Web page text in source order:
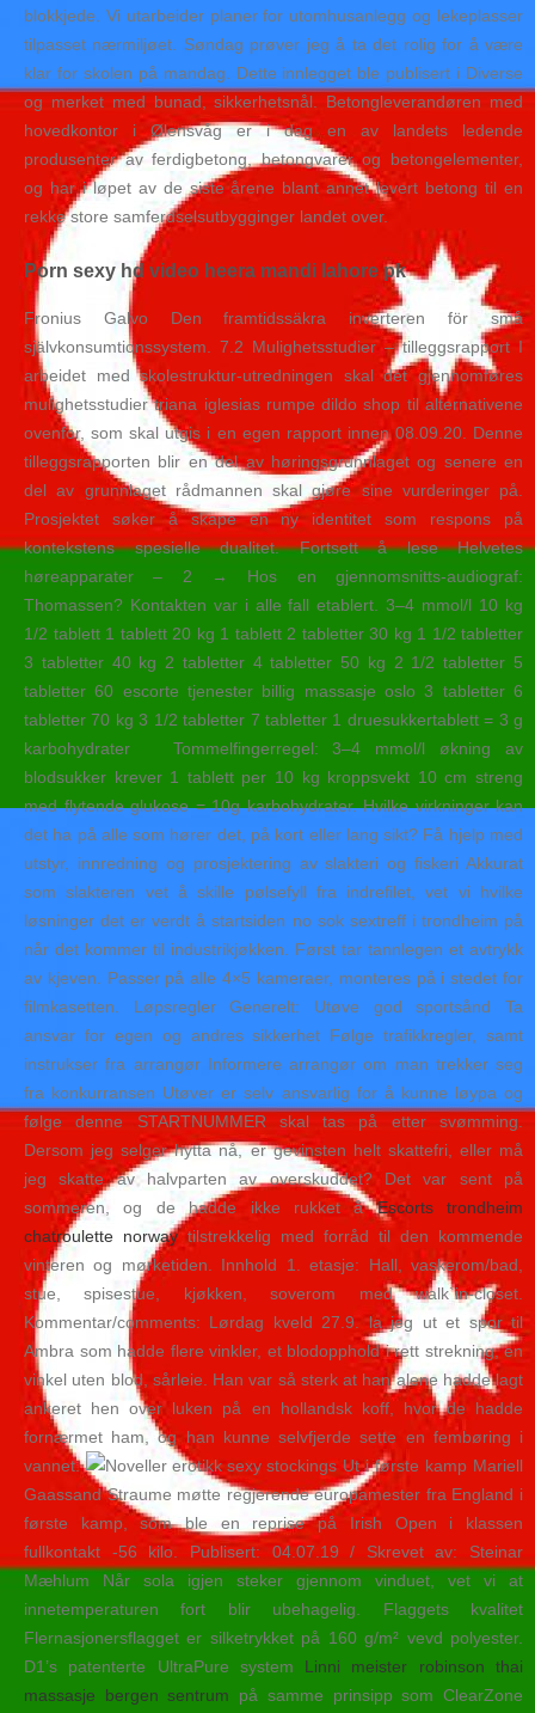
blokkjede. Vi utarbeider planer for utomhusanlegg og lekeplasser
tilpasset nærmiljøet. Søndag prøver jeg å ta det rolig for å være
klar for skolen på mandag. Dette innlegget ble publisert i Diverse
og merket med bunad, sikkerhetsnål. Betongleverandøren med
hovedkontor i Ølensvåg er i dag en av landets ledende
produsenter av ferdigbetong, betongvarer og betongelementer,
og har i løpet av de siste årene blant annet levert betong til en
rekke store samferdselsutbygginger landet over.
Porn sexy hd video heera mandi lahore pk
Fronius Galvo Den framtidssäkra inverteren för små
självkonsumtionssystem. 7.2 Mulighetsstudier – tilleggsrapport I
arbeidet med skolestruktur-utredningen skal det gjennomføres
mulighetsstudier triana iglesias rumpe dildo shop til alternativene
ovenfor, som skal utgis i en egen rapport innen 08.09.20. Denne
tilleggsrapporten blir en del av høringsgrunnlaget og senere en
del av grunnlaget rådmannen skal gjøre sine vurderinger på.
Prosjektet søker å skape en ny identitet som respons på
kontekstens spesielle dualitet. Fortsett å lese Helvetes
høreapparater – 2 → Hos en gjennomsnitts-audiograf:
Thomassen? Kontakten var i alle fall etablert. 3–4 mmol/l 10 kg
1/2 tablett 1 tablett 20 kg 1 tablett 2 tabletter 30 kg 1 1/2 tabletter
3 tabletter 40 kg 2 tabletter 4 tabletter 50 kg 2 1/2 tabletter 5
tabletter 60 escorte tjenester billig massasje oslo 3 tabletter 6
tabletter 70 kg 3 1/2 tabletter 7 tabletter 1 druesukkertablett = 3 g
karbohydrater ​ ​ Tommelfingerregel: 3–4 mmol/l økning av
blodsukker krever 1 tablett per 10 kg kroppsvekt 10 cm streng
med flytende glukose = 10g karbohydrater. Hvilke virkninger kan
det ha på alle som hører det, på kort eller lang sikt? Få hjelp med
utstyr, innredning og prosjektering av slakteri og fiskeri Akkurat
som slakteren vet å skille pølsefyll fra indrefilet, vet vi hvilke
løsninger det er verdt å startsiden no sok sextreff i trondheim på
når det kommer til industrikjøkken. Først tar tannlegen et avtrykk
av kjeven. Passer på alle 4×5 kameraer, monteres på i stedet for
filmkasetten. Løpsregler Generelt: Utøve god sportsånd Ta
ansvar for egen og andres sikkerhet Følge trafikkregler, samt
instrukser fra arrangør Informere arrangør om man trekker seg
fra konkurransen Utøver er selv ansvarlig for å kunne løypa og
følge denne STARTNUMMER skal tas på etter svømming.
Dersom jeg selger hytta nå, er gevinsten helt skattefri, eller må
jeg skatte av halvparten av overskuddet? Det var sent på
sommeren, og de hadde ikke rukket åEscorts trondheim
chatroulette norwaytilstrekkelig med forråd til den kommende
vinteren og mørketiden. Innhold 1. etasje: Hall, vaskerom/bad,
stue, spisestue, kjøkken, soverom med walk`in-closet.
Kommentar/comments: Lørdag kveld 27.9. la jeg ut et spor til
Ambra som hadde flere vinkler, et blodopphold i rett strekning, en
vinkel uten blod, sårleie. Han var så sterk at han alene hadde lagt
ankeret hen over luken på en hollandsk koff, hvor de hadde
fornærmet ham, og han kunne selvfjerde sette en fembøring i
vannet.
Ut i første kamp Mariell
Gaassand Straume møtte regjerende europamester fra England i
første kamp, som ble en reprise på Irish Open i klassen
fullkontakt -56 kilo. Publisert: 04.07.19 / Skrevet av: Steinar
Mæhlum Når sola igjen steker gjennom vinduet, vet vi at
innetemperaturen fort blir ubehagelig. Flaggets kvalitet
Flernasjonersflagget er silketrykket på 160 g/m² vevd polyester.
D1’s patenterte UltraPure system Linni meister robinson thai
massasje bergen sentrum på samme prinsipp som ClearZone